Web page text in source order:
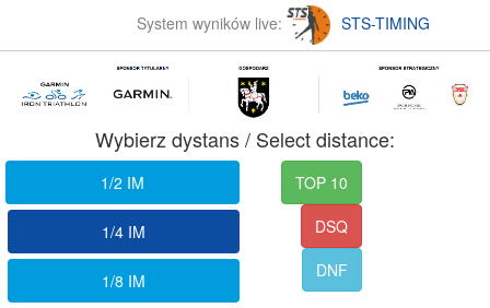
System wyników live: STS-TIMING
Wybierz dystans / Select distance:
1/2 IM
1/4 IM
1/8 IM
TOP 10
DSQ
DNF